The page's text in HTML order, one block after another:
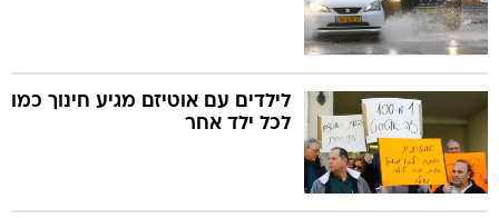
לילדים עם אוטיזם מגיע חינוך כמו
לכל ילד אחר